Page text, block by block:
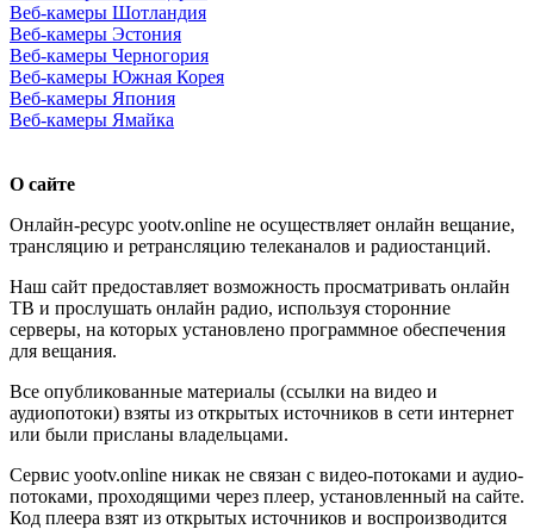
Веб-камеры Шотландия
Веб-камеры Эстония
Веб-камеры Черногория
Веб-камеры Южная Корея
Веб-камеры Япония
Веб-камеры Ямайка
О сайте
Онлайн-ресурс yootv.online не осуществляет онлайн вещание,
трансляцию и ретрансляцию телеканалов и радиостанций.
Наш сайт предоставляет возможность просматривать онлайн
ТВ и прослушать онлайн радио, используя сторонние
серверы, на которых установлено программное обеспечения
для вещания.
Все опубликованные материалы (ссылки на видео и
аудиопотоки) взяты из открытых источников в сети интернет
или были присланы владельцами.
Сервис yootv.online никак не связан с видео-потоками и аудио-
потоками, проходящими через плеер, установленный на сайте.
Код плеера взят из открытых источников и воспроизводится